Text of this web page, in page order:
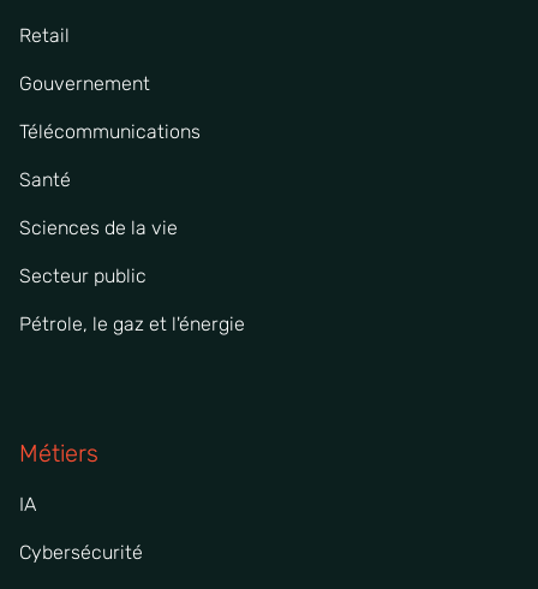
Retail
Gouvernement
Télécommunications
Santé
Sciences de la vie
Secteur public
Pétrole, le gaz et l'énergie
Métiers
IA
Cybersécurité